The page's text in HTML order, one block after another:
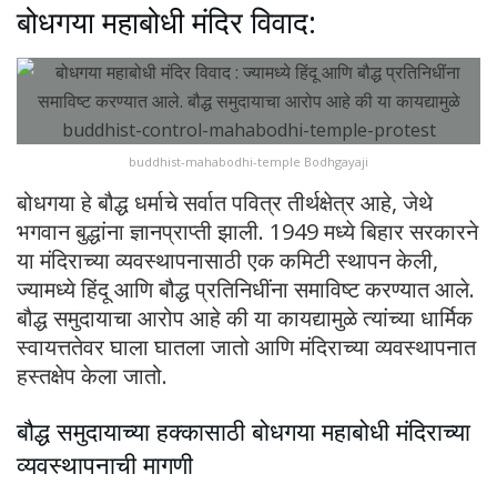
बोधगया महाबोधी मंदिर विवाद:
buddhist-mahabodhi-temple Bodhgayaji
बोधगया हे बौद्ध धर्माचे सर्वात पवित्र तीर्थक्षेत्र आहे, जेथे
भगवान बुद्धांना ज्ञानप्राप्ती झाली. 1949 मध्ये बिहार सरकारने
या मंदिराच्या व्यवस्थापनासाठी एक कमिटी स्थापन केली,
ज्यामध्ये हिंदू आणि बौद्ध प्रतिनिधींना समाविष्ट करण्यात आले.
बौद्ध समुदायाचा आरोप आहे की या कायद्यामुळे त्यांच्या धार्मिक
स्वायत्ततेवर घाला घातला जातो आणि मंदिराच्या व्यवस्थापनात
हस्तक्षेप केला जातो.
बौद्ध समुदायाच्या हक्कासाठी बोधगया महाबोधी मंदिराच्या
व्यवस्थापनाची मागणी